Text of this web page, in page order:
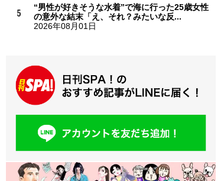
“男性が好きそうな水着”で海に行った25歳女性
の意外な結末「え、それ？みたいな反...
2026年08月01日